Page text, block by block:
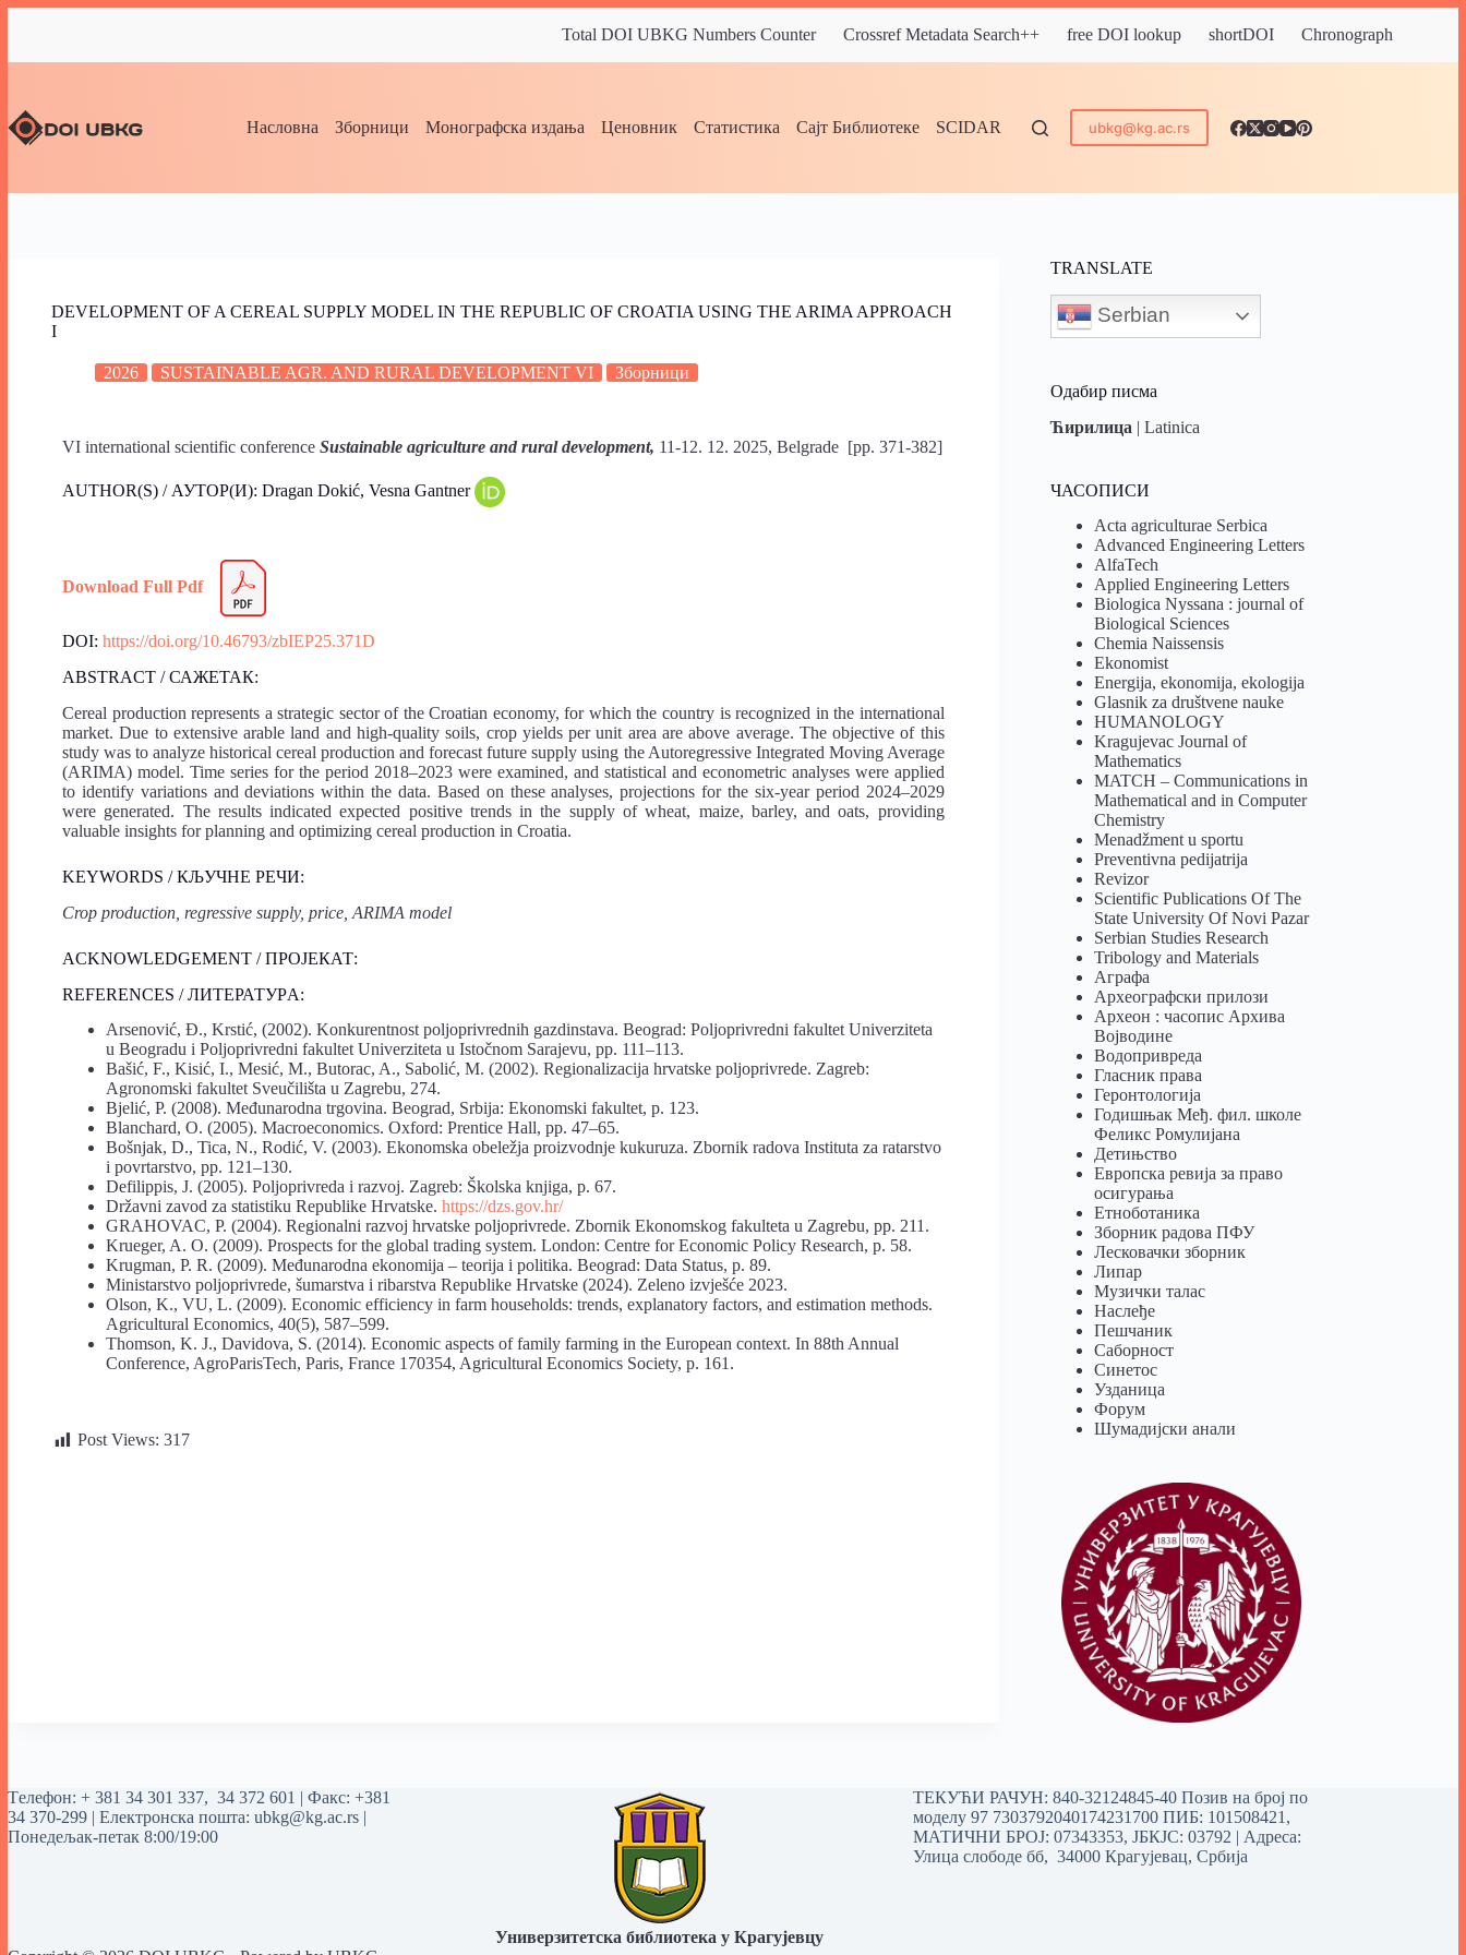
Total DOI UBKG Numbers Counter Crossref Metadata Search++ free DOI lookup shortDOI Chronograph
Насловна Зборници Монографска издања Ценовник Статистика Сајт Библиотеке SCIDAR ubkg@kg.ac.rs
DEVELOPMENT OF A CEREAL SUPPLY MODEL IN THE REPUBLIC OF CROATIA USING THE ARIMA APPROACH
I
2026 SUSTAINABLE AGR. AND RURAL DEVELOPMENT VI Зборници
VI international scientific conference Sustainable agriculture and rural development, 11-12. 12. 2025, Belgrade [pp. 371-382]
AUTHOR(S) / АУТОР(И): Dragan Dokić, Vesna Gantner
Download Full Pdf
DOI: https://doi.org/10.46793/zbIEP25.371D
ABSTRACT / САЖЕТАК:
Cereal production represents a strategic sector of the Croatian economy, for which the country is recognized in the international
market. Due to extensive arable land and high-quality soils, crop yields per unit area are above average. The objective of this
study was to analyze historical cereal production and forecast future supply using the Autoregressive Integrated Moving Average
(ARIMA) model. Time series for the period 2018–2023 were examined, and statistical and econometric analyses were applied
to identify variations and deviations within the data. Based on these analyses, projections for the six-year period 2024–2029
were generated. The results indicated expected positive trends in the supply of wheat, maize, barley, and oats, providing
valuable insights for planning and optimizing cereal production in Croatia.
KEYWORDS / КЉУЧНЕ РЕЧИ:
Crop production, regressive supply, price, ARIMA model
ACKNOWLEDGEMENT / ПРОЈЕКАТ:
REFERENCES / ЛИТЕРАТУРA:
Arsenović, Đ., Krstić, (2002). Konkurentnost poljoprivrednih gazdinstava. Beograd: Poljoprivredni fakultet Univerziteta
u Beogradu i Poljoprivredni fakultet Univerziteta u Istočnom Sarajevu, pp. 111–113.
Bašić, F., Kisić, I., Mesić, M., Butorac, A., Sabolić, M. (2002). Regionalizacija hrvatske poljoprivrede. Zagreb:
Agronomski fakultet Sveučilišta u Zagrebu, 274.
Bjelić, P. (2008). Međunarodna trgovina. Beograd, Srbija: Ekonomski fakultet, p. 123.
Blanchard, O. (2005). Macroeconomics. Oxford: Prentice Hall, pp. 47–65.
Bošnjak, D., Tica, N., Rodić, V. (2003). Ekonomska obeležja proizvodnje kukuruza. Zbornik radova Instituta za ratarstvo
i povrtarstvo, pp. 121–130.
Defilippis, J. (2005). Poljoprivreda i razvoj. Zagreb: Školska knjiga, p. 67.
Državni zavod za statistiku Republike Hrvatske. https://dzs.gov.hr/
GRAHOVAC, P. (2004). Regionalni razvoj hrvatske poljoprivrede. Zbornik Ekonomskog fakulteta u Zagrebu, pp. 211.
Krueger, A. O. (2009). Prospects for the global trading system. London: Centre for Economic Policy Research, p. 58.
Krugman, P. R. (2009). Međunarodna ekonomija – teorija i politika. Beograd: Data Status, p. 89.
Ministarstvo poljoprivrede, šumarstva i ribarstva Republike Hrvatske (2024). Zeleno izvješće 2023.
Olson, K., VU, L. (2009). Economic efficiency in farm households: trends, explanatory factors, and estimation methods.
Agricultural Economics, 40(5), 587–599.
Thomson, K. J., Davidova, S. (2014). Economic aspects of family farming in the European context. In 88th Annual
Conference, AgroParisTech, Paris, France 170354, Agricultural Economics Society, p. 161.
Post Views: 317
TRANSLATE
Serbian
Одабир писма
Ћирилица |Latinica
ЧАСОПИСИ
Acta agriculturae Serbica
Advanced Engineering Letters
AlfaTech
Applied Engineering Letters
Biologica Nyssana : journal of
Biological Sciences
Chemia Naissensis
Ekonomist
Energija, ekonomija, ekologija
Glasnik za društvene nauke
HUMANOLOGY
Kragujevac Journal of
Mathematics
MATCH – Communications in
Mathematical and in Computer
Chemistry
Menadžment u sportu
Preventivna pedijatrija
Revizor
Scientific Publications Of The
State University Of Novi Pazar
Serbian Studies Research
Tribology and Materials
Аграфа
Археографски прилози
Археон : часопис Архива
Војводине
Водопривреда
Гласник права
Геронтологија
Годишњак Међ. фил. школе
Феликс Ромулијана
Детињство
Европска ревија за право
осигурања
Eтноботаника
Зборник радова ПФУ
Лесковачки зборник
Липар
Музички талас
Наслеђе
Пешчаник
Саборност
Синетос
Узданица
Форум
Шумадијски анали
Tелефон: + 381 34 301 337, 34 372 601 | Факс: +381
34 370-299 | Електронска пошта: ubkg@kg.ac.rs |
Понедељак-петак 8:00/19:00
Универзитетска библиотека у Крагујевцу
ТЕКУЋИ РАЧУН: 840-32124845-40 Позив на број по
моделу 97 7303792040174231700ПИБ: 101508421,
МАТИЧНИ БРОЈ: 07343353, ЈБКЈС: 03792 | Aдреса:
Улица слободе бб, 34000 Крагујевац, Србија